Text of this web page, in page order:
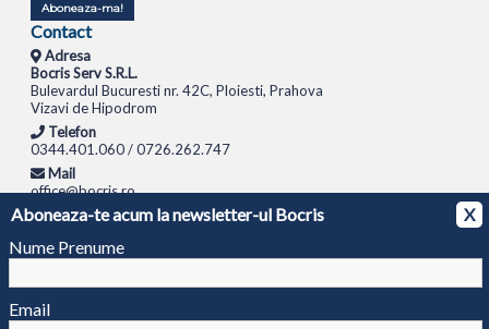
Aboneaza-te acum la newsletter-ul Bocris
X
Nume Prenume
Email
Aboneaza-ma!
Contact
Adresa
Bocris Serv S.R.L.
Bulevardul Bucuresti nr. 42C, Ploiesti, Prahova
Vizavi de Hipodrom
Telefon
0344.401.060 / 0726.262.747
Mail
office@bocris.ro
LAPTOPURI NETBOOK TABLETE MULTIFUNCTIONALE